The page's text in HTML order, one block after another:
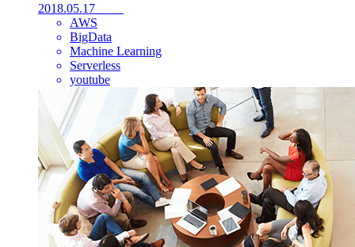
2018.05.17
AWS
BigData
Machine Learning
Serverless
youtube